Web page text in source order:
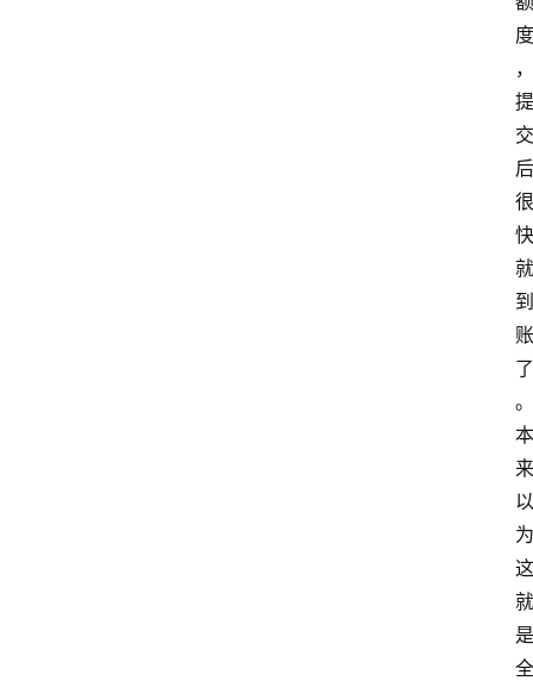
度
，
提
交
后
很
快
就
到
账
了
。
本
来
以
为
这
就
是
全